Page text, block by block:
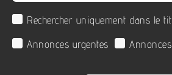
Rechercher uniquement dans le
Annonces urgentes